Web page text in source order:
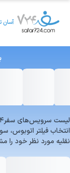
آسان
انتخاب فیلتر اتوبوس،
نقلیه مورد نظر خود را